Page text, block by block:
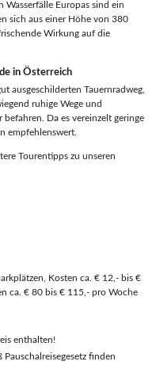
Wasserfälle Europas sind ein
sich aus einer Höhe von 380
Wirkung auf die
in Österreich
ausgeschilderten Tauernradweg,
ruhige Wege und
Da es vereinzelt geringe
empfehlenswert.
Tourentipps zu unseren
Kosten ca. € 12,- bis €
ca. € 80 bis € 115,- pro Woche
enthalten!
finden